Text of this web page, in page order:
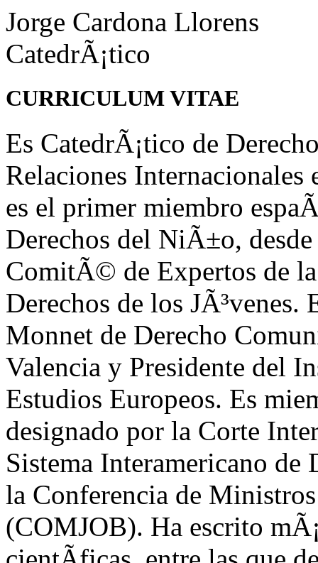
Jorge Cardona Llorens
CatedrÃ¡tico
CURRICULUM VITAE
Es CatedrÃ¡tico de
Relaciones
es el primer miembro
Derechos del NiÃ±o,
ComitÃ© de Expertos de
Derechos de los JÃ³venes.
Monnet de Derecho
Valencia y Presidente del
Estudios Europeos. Es
designado por la Corte
Sistema Interamericano de
la Conferencia de
(COMJOB). Ha escrito